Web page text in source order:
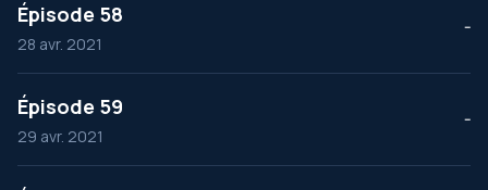
Épisode 58
28 avr. 2021
--
Épisode 59
29 avr. 2021
--